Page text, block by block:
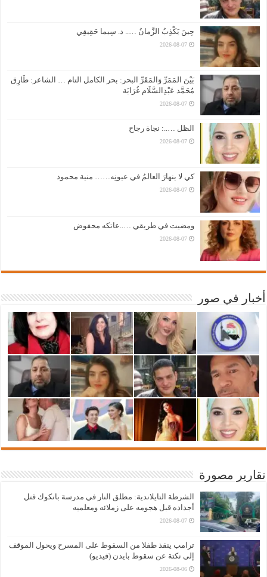
حِينَ يَكْذِبُ الزَّمانُ ….. د. سِيما حَقِيقِي
2026-08-07
بَيْنَ المَمَرِّ وَالمَقَرِّ البحر: بحر الكامل التام … الشاعر: طَارِق
مُحَمَّد عَبْدِالسَّلَام غُرَابَة
2026-08-07
الظل …..: نجاة رجاح
2026-08-07
كي لا ينهارَ العالمُ في عيونِه…… منية محمود
2026-08-07
ومضيت في طريقي …..عاتكه محفوض
2026-08-07
أخبار في صور
تقارير مصورة
الشرطة التايلاندية: مطلق النار في مدرسة بانكوك قتل
أجداده قبل هجومه على زملائه ومعلميه
2026-08-07
ترامب ينقذ طفلا من السقوط على المسرح ويحول الموقف
إلى نكتة عن سقوط بايدن (فيديو)
2026-08-06